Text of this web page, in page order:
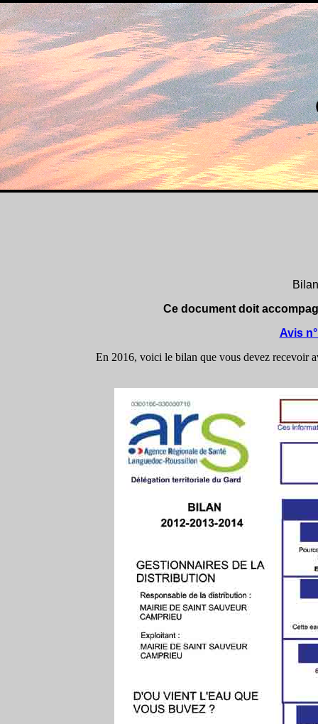
Ce document doit
Avis
En 2016, voici le bilan que vous devez recevoir